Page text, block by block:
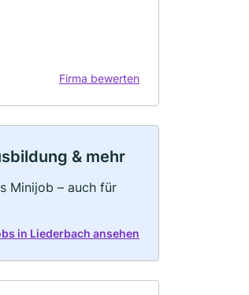
Firma bewerten
& mehr
Minijob – auch für
in Liederbach ansehen